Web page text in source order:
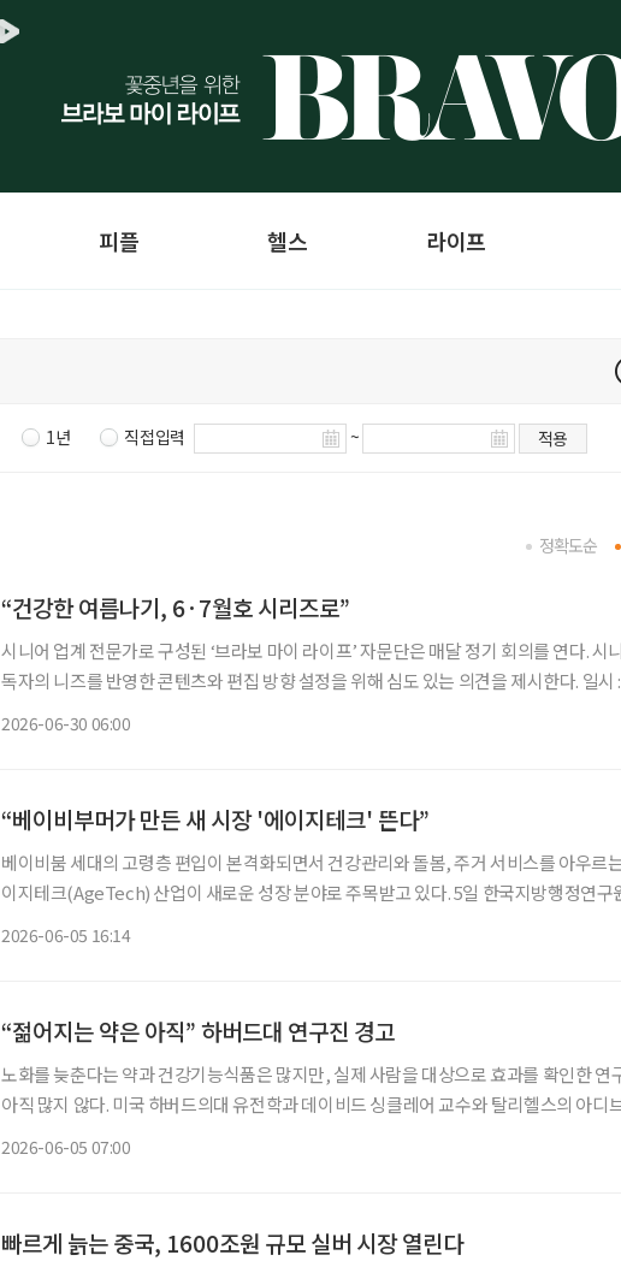
피플 헬스 라이프
1년 직접입력 ~ 적용
정확도순
“건강한 여름나기, 6·7월호 시리즈로”
시니어 업계 전문가로 구성된 ‘브라보 마이 라이프’ 자문단은 매달 정기 회의를 연다. 시니어
독자의 니즈를 반영한 콘텐츠와 편집 방향 설정을 위해 심도 있는 의견을 제시한다. 일시 : 4월
2026-06-30 06:00
“베이비부머가 만든 새 시장 '에이지테크' 뜬다”
베이비붐 세대의 고령층 편입이 본격화되면서 건강관리와 돌봄, 주거 서비스를 아우르
이지테크(AgeTech) 산업이 새로운 성장 분야로 주목받고 있다. 5일 한국지방행정연구원이
2026-06-05 16:14
“젊어지는 약은 아직” 하버드대 연구진 경고
노화를 늦춘다는 약과 건강기능식품은 많지만, 실제 사람을 대상으로 효과를 확인한 연
아직 많지 않다. 미국 하버드의대 유전학과 데이비드 싱클레어 교수와 탈리헬스의 아디브 존
2026-06-05 07:00
빠르게 늙는 중국, 1600조원 규모 실버 시장 열린다